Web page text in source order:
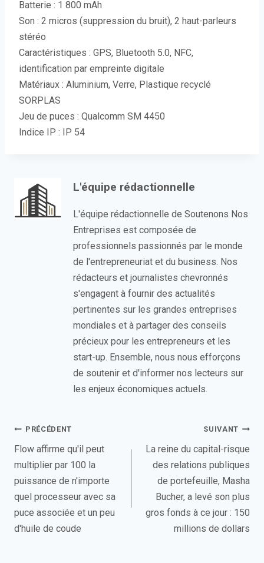
Batterie : 1 800 mAh
Son : 2 micros (suppression du bruit), 2 haut-parleurs
stéréo
Caractéristiques : GPS, Bluetooth 5.0, NFC,
identification par empreinte digitale
Matériaux : Aluminium, Verre, Plastique recyclé
SORPLAS
Jeu de puces : Qualcomm SM 4450
Indice IP : IP 54
L'équipe rédactionnelle
L'équipe rédactionnelle de Soutenons Nos
Entreprises est composée de
professionnels passionnés par le monde
de l'entrepreneuriat et du business. Nos
rédacteurs et journalistes chevronnés
s'engagent à fournir des actualités
pertinentes sur les grandes entreprises
mondiales et à partager des conseils
précieux pour les entrepreneurs et les
start-up. Ensemble, nous nous efforçons
de soutenir et d'informer nos lecteurs sur
les enjeux économiques actuels.
Navigation
de
l’article
PRÉCÉDENT
Flow affirme qu'il peut
multiplier par 100 la
puissance de n'importe
quel processeur avec sa
puce associée et un peu
d'huile de coude
SUIVANT
La reine du capital-risque
des relations publiques
de portefeuille, Masha
Bucher, a levé son plus
gros fonds à ce jour : 150
millions de dollars